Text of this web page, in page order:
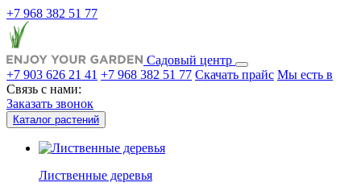
+7 968 382 51 77
Садовый центр
+7 903 626 21 41 +7 968 382 51 77 Скачать прайс Мы есть в
Связь с нами:
Заказать звонок
Каталог растений
Лиственные деревья